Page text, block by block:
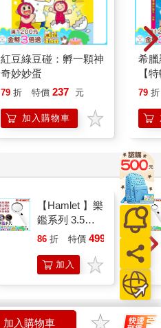
紅豆綠豆碰：孵一顆神
奇妙妙蛋
79 折 特價 237 元
加入購物車
希
【
79 折
【Hamlet 】樂
鑑系列 3.5倍
&6
雙白光&UV照
明閱讀用放大
86 折 特價 499 元
加入
購物
加入購物車